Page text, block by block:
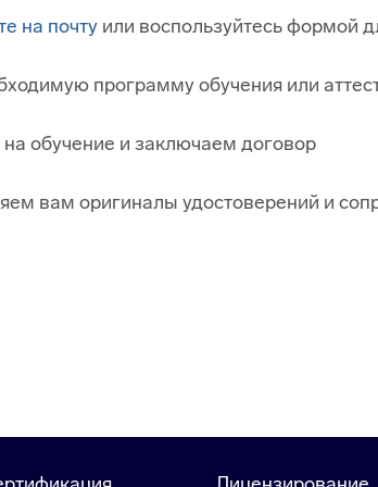
на почту или воспользуйтесь формой
программу обучения или
обучение и заключаем договор
вам оригиналы удостоверений и